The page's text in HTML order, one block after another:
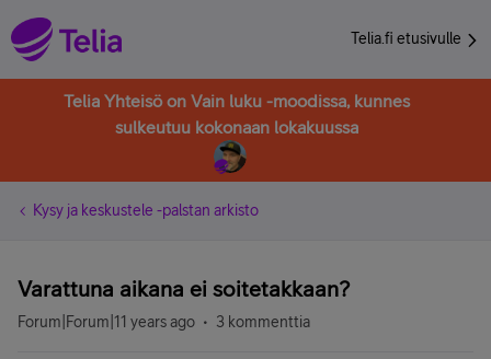
Telia.fi etusivulle
Telia Yhteisö on Vain luku -moodissa, kunnes
sulkeutuu kokonaan lokakuussa
Kysy ja keskustele -palstan arkisto
Varattuna aikana ei soitetakkaan?
Forum|Forum|11 years ago 3 kommenttia